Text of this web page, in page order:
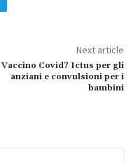
Next article
Vaccino Covid? Ictus per gli
anziani e convulsioni per i
bambini